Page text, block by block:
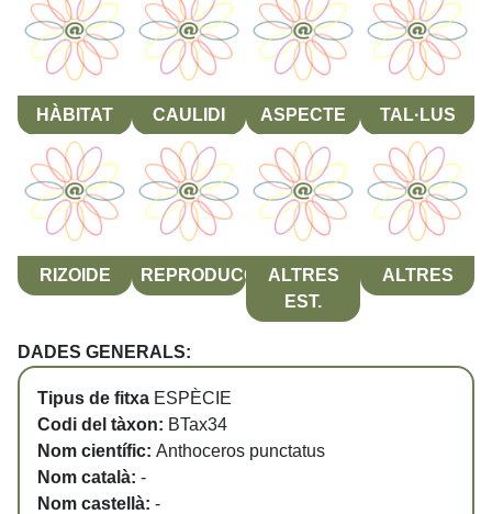
HÀBITAT CAULIDI ASPECTE TAL·LUS
RIZOIDE REPRODUCCIÓALTRES
EST.
ALTRES
DADES GENERALS:
Tipus de fitxa ESPÈCIE
Codi del tàxon: BTax34
Nom científic: Anthoceros punctatus
Nom català: -
Nom castellà: -